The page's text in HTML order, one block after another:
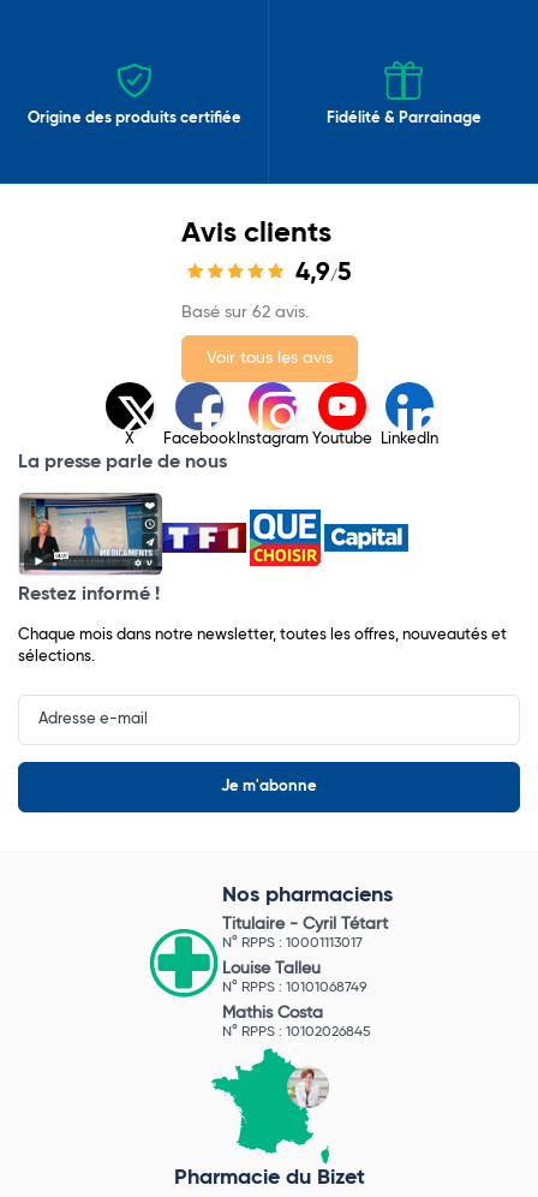
Origine des produits certifiée Fidélité & Parrainage
Avis clients
4,9/5
Basé sur 62 avis.
Voir tous les avis
X Facebook Instagram Youtube LinkedIn
La presse parle de nous
Restez informé !
Chaque mois dans notre newsletter, toutes les offres, nouveautés et
sélections.
Input
Newsletter
Nos pharmaciens
Titulaire - Cyril Tétart
N° RPPS : 10001113017
Louise Talleu
N° RPPS : 10101068749
Mathis Costa
N° RPPS : 10102026845
Pharmacie du Bizet